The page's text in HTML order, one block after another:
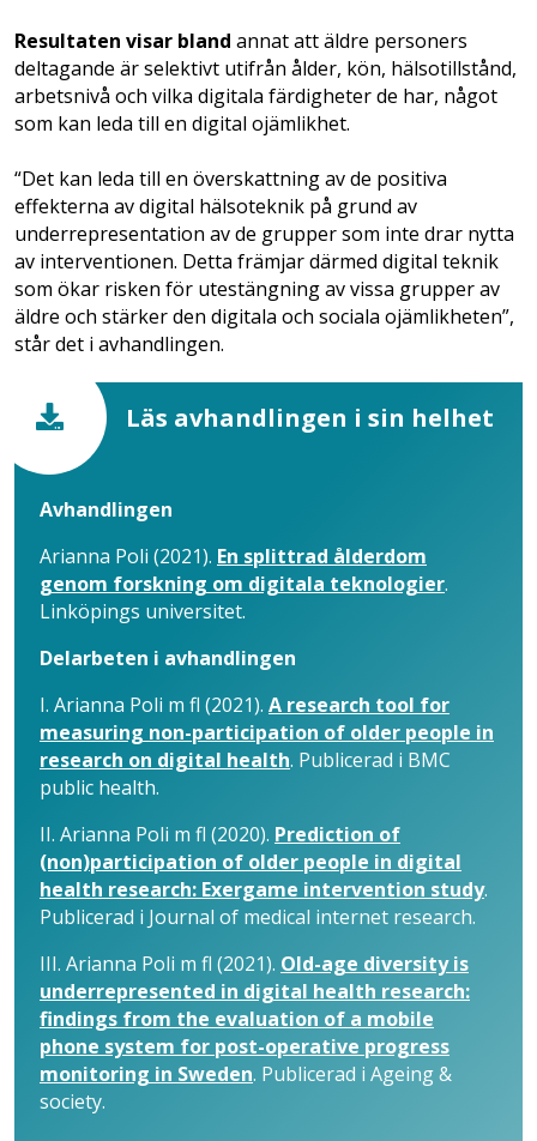
Resultaten visar bland annat att äldre personers
deltagande är selektivt utifrån ålder, kön, hälsotillstånd,
arbetsnivå och vilka digitala färdigheter de har, något
som kan leda till en digital ojämlikhet.
“Det kan leda till en överskattning av de positiva
effekterna av digital hälsoteknik på grund av
underrepresentation av de grupper som inte drar nytta
av interventionen. Detta främjar därmed digital teknik
som ökar risken för utestängning av vissa grupper av
äldre och stärker den digitala och sociala ojämlikheten”,
står det i avhandlingen.
Läs avhandlingen i sin helhet
Avhandlingen
Arianna Poli (2021). En splittrad ålderdom
genom forskning om digitala teknologier.
Linköpings universitet.
Delarbeten i avhandlingen
I. Arianna Poli m fl (2021). A research tool for
measuring non-participation of older people in
research on digital health. Publicerad i BMC
public health.
II. Arianna Poli m fl (2020). Prediction of
(non)participation of older people in digital
health research: Exergame intervention study.
Publicerad i Journal of medical internet research.
III. Arianna Poli m fl (2021). Old-age diversity is
underrepresented in digital health research:
findings from the evaluation of a mobile
phone system for post-operative progress
monitoring in Sweden. Publicerad i Ageing &
society.